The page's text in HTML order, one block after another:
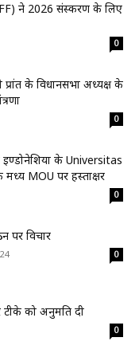
ने 2026 संस्करण के लिए
0
के विधानसभा अध्यक्ष के
0
इण्डोनेशिया के Universitas
MOU पर हस्ताक्षर
0
पर विचार
0
को अनुमति दी
0